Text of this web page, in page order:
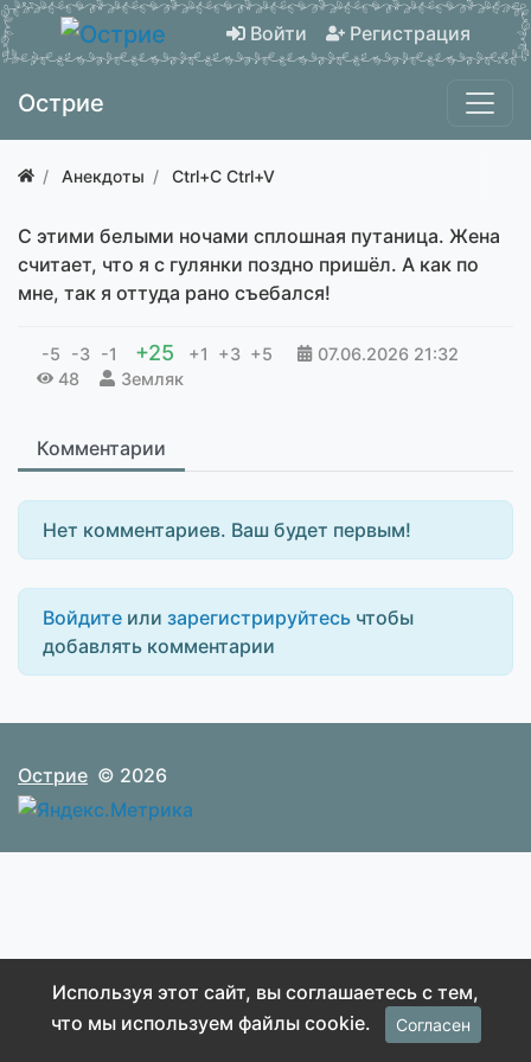
Войти Регистрация
Острие
Анекдоты Ctrl+C Ctrl+V
С этими белыми ночами сплошная путаница. Жена
считает, что я с гулянки поздно пришёл. А как по
мне, так я оттуда рано съебался!
-5 -3 -1 +25 +1 +3 +5 07.06.2026 21:32
48
Земляк
Комментарии
Нет комментариев. Ваш будет первым!
Войдите или зарегистрируйтесь чтобы
добавлять комментарии
Острие © 2026
Используя этот сайт, вы соглашаетесь с тем,
что мы используем файлы cookie.
Согласен